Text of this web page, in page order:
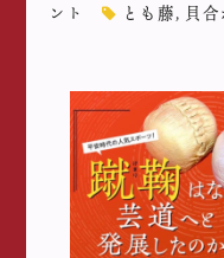
ント
とも藤, 貝